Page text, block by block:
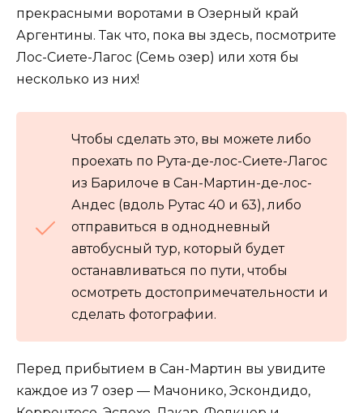
прекрасными воротами в Озерный край
Аргентины. Так что, пока вы здесь, посмотрите
Лос-Сиете-Лагос (Семь озер) или хотя бы
несколько из них!
Чтобы сделать это, вы можете либо
проехать по Рута-де-лос-Сиете-Лагос
из Барилоче в Сан-Мартин-де-лос-
Андес (вдоль Рутас 40 и 63), либо
отправиться в однодневный
автобусный тур, который будет
останавливаться по пути, чтобы
осмотреть достопримечательности и
сделать фотографии.
Перед прибытием в Сан-Мартин вы увидите
каждое из 7 озер — Мачонико, Эскондидо,